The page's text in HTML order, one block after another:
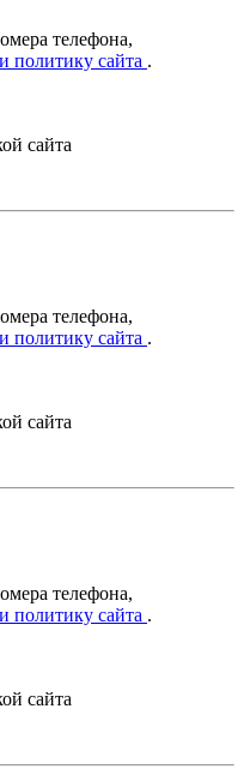
телефона,
политику сайта .
сайта
телефона,
политику сайта .
сайта
телефона,
политику сайта .
сайта